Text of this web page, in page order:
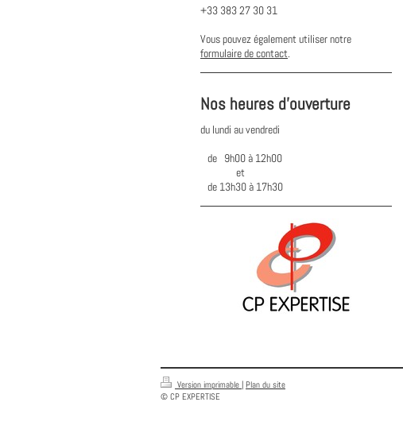
+33 383 27 30 31
Vous pouvez également utiliser notre
formulaire de contact.
Nos heures d'ouverture
du lundi au vendredi
de 9h00 à 12h00
et
de 13h30 à 17h30
Version imprimable | Plan du site
© CP EXPERTISE